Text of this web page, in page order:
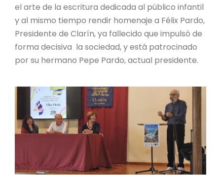
el arte de la escritura dedicada al público infantil
y al mismo tiempo rendir homenaje a Félix Pardo,
Presidente de Clarín, ya fallecido que impulsó de
forma decisiva la sociedad, y está patrocinado
por su hermano Pepe Pardo, actual presidente.